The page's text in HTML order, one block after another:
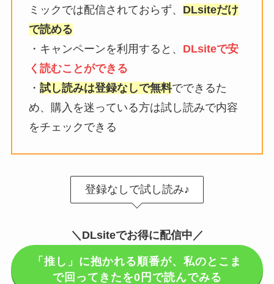
ミックでは配信されておらず、 DLsiteだけ
で読める
・キャンペーンを利用すると、 DLsiteで安
く読むことができる
・ 試し読みは登録なしで無料でできるた
め、購入を迷っている方は試し読みで内容
をチェックできる
登録なしで試し読み♪
＼DLsiteでお得に配信中／
「推し」に抱かれる順番が、私のとこま
で回ってきたを0円で読んでみる